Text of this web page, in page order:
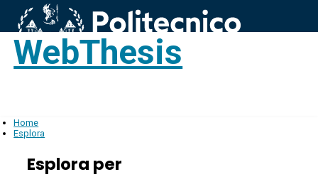
WebThesis
Home
Esplora
Esplora per